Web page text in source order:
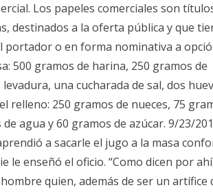
Los papeles comerciales son
destinados a la oferta pública y que
portador o en forma nominativa a
500 gramos de harina, 250 gramos de
una cucharada de sal, dos
relleno: 250 gramos de nueces, 75
agua y 60 gramos de azúcar. 9/23/
a sacarle el jugo a la masa
le enseñó el oficio. “Como dicen por
quien, además de ser un artífice